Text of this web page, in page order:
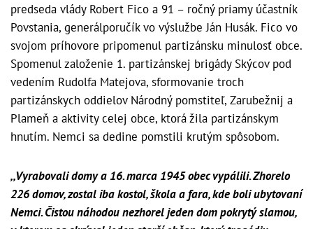
predseda vlády Robert Fico a 91 – ročný priamy účastník
Povstania, generálporučík vo výslužbe Ján Husák. Fico vo
svojom príhovore pripomenul partizánsku minulosť obce.
Spomenul založenie 1. partizánskej brigády Skýcov pod
vedením Rudolfa Matejova, sformovanie troch
partizánskych oddielov Národný pomstiteľ, Zarubežnij a
Plameň a aktivity celej obce, ktorá žila partizánskym
hnutím. Nemci sa dedine pomstili krutým spôsobom.
,,Vyrabovali domy a 16. marca 1945 obec vypálili. Zhorelo
226 domov, zostal iba kostol, škola a fara, kde boli ubytovaní
Nemci. Čistou náhodou nezhorel jeden dom pokrytý slamou,